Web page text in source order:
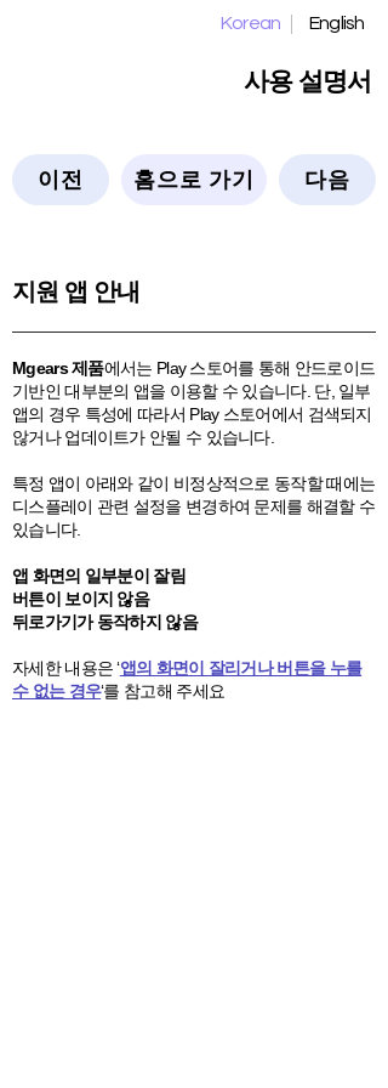
사용 설명서
Korean English
이전 홈으로 가기 다음
지원 앱 안내
Mgears 제품에서는 Play 스토어를 통해 안드로이드
기반인 대부분의 앱을 이용할 수 있습니다. 단, 일부
앱의 경우 특성에 따라서 Play 스토어에서 검색되지
않거나 업데이트가 안될 수 있습니다.
특정 앱이 아래와 같이 비정상적으로 동작할 때에는
디스플레이 관련 설정을 변경하여 문제를 해결할 수
있습니다.
앱 화면의 일부분이 잘림
버튼이 보이지 않음
뒤로가기가 동작하지 않음
자세한 내용은 ‘앱의 화면이 잘리거나 버튼을 누를
수 없는 경우‘를 참고해 주세요